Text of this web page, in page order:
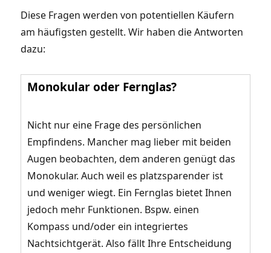
Diese Fragen werden von potentiellen Käufern
am häufigsten gestellt. Wir haben die Antworten
dazu:
Monokular oder Fernglas?
Nicht nur eine Frage des persönlichen
Empfindens. Mancher mag lieber mit beiden
Augen beobachten, dem anderen genügt das
Monokular. Auch weil es platzsparender ist
und weniger wiegt. Ein Fernglas bietet Ihnen
jedoch mehr Funktionen. Bspw. einen
Kompass und/oder ein integriertes
Nachtsichtgerät. Also fällt Ihre Entscheidung